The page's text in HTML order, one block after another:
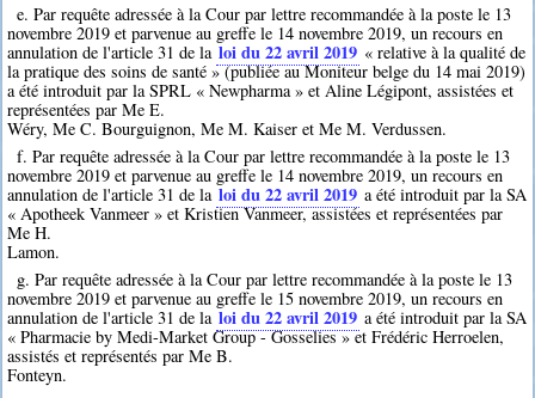
e. Par requête adressée à la Cour par lettre recommandée à la poste le 13
novembre 2019 et parvenue au greffe le 14 novembre 2019, un recours en
annulation de l'article 31 de la loi du 22 avril 2019 « relative à la qualité de
la pratique des soins de santé » (publiée au Moniteur belge du 14 mai 2019)
a été introduit par la SPRL « Newpharma » et Aline Légipont, assistées et
représentées par Me E.
Wéry, Me C. Bourguignon, Me M. Kaiser et Me M. Verdussen.
f. Par requête adressée à la Cour par lettre recommandée à la poste le 13
novembre 2019 et parvenue au greffe le 14 novembre 2019, un recours en
annulation de l'article 31 de la loi du 22 avril 2019 a été introduit par la SA
« Apotheek Vanmeer » et Kristien Vanmeer, assistées et représentées par
Me H.
Lamon.
g. Par requête adressée à la Cour par lettre recommandée à la poste le 13
novembre 2019 et parvenue au greffe le 15 novembre 2019, un recours en
annulation de l'article 31 de la loi du 22 avril 2019 a été introduit par la SA
« Pharmacie by Medi-Market Group - Gosselies » et Frédéric Herroelen,
assistés et représentés par Me B.
Fonteyn.